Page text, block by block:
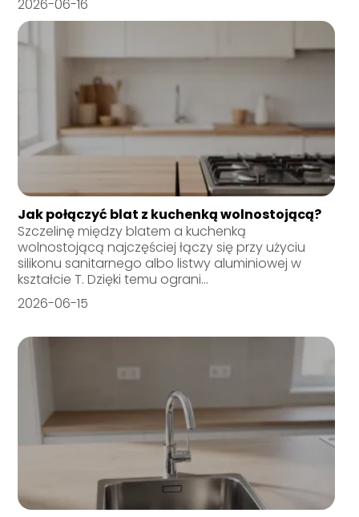
2026-06-16
Jak połączyć blat z kuchenką wolnostojącą?
Szczelinę między blatem a kuchenką
wolnostojącą najczęściej łączy się przy użyciu
silikonu sanitarnego albo listwy aluminiowej w
kształcie T. Dzięki temu ograni...
2026-06-15